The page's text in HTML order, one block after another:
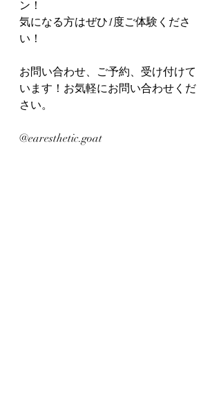
ン！
気になる方はぜひ1度ご体験くださ
い！
お問い合わせ、ご予約、受け付けて
います！お気軽にお問い合わせくだ
さい。
@earesthetic.goat